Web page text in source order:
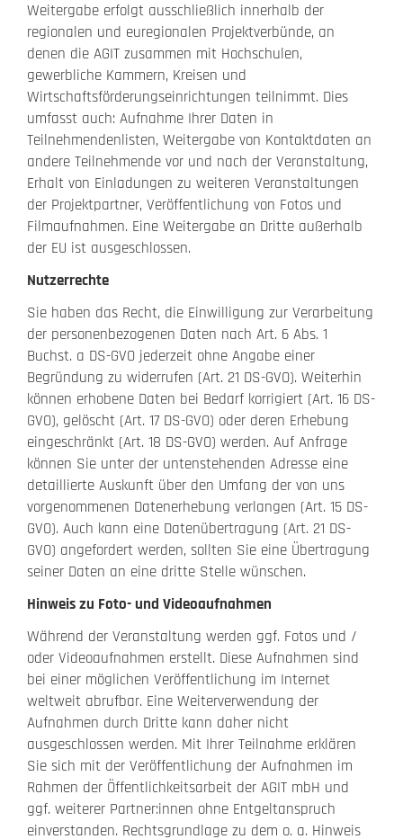
Weitergabe erfolgt ausschließlich innerhalb der
regionalen und euregionalen Projektverbünde, an
denen die AGIT zusammen mit Hochschulen,
gewerbliche Kammern, Kreisen und
Wirtschaftsförderungseinrichtungen teilnimmt. Dies
umfasst auch: Aufnahme Ihrer Daten in
Teilnehmendenlisten, Weitergabe von Kontaktdaten an
andere Teilnehmende vor und nach der Veranstaltung,
Erhalt von Einladungen zu weiteren Veranstaltungen
der Projektpartner, Veröffentlichung von Fotos und
Filmaufnahmen. Eine Weitergabe an Dritte außerhalb
der EU ist ausgeschlossen.
Nutzerrechte
Sie haben das Recht, die Einwilligung zur Verarbeitung
der personenbezogenen Daten nach Art. 6 Abs. 1
Buchst. a DS-GVO jederzeit ohne Angabe einer
Begründung zu widerrufen (Art. 21 DS-GVO). Weiterhin
können erhobene Daten bei Bedarf korrigiert (Art. 16 DS-
GVO), gelöscht (Art. 17 DS-GVO) oder deren Erhebung
eingeschränkt (Art. 18 DS-GVO) werden. Auf Anfrage
können Sie unter der untenstehenden Adresse eine
detaillierte Auskunft über den Umfang der von uns
vorgenommenen Datenerhebung verlangen (Art. 15 DS-
GVO). Auch kann eine Datenübertragung (Art. 21 DS-
GVO) angefordert werden, sollten Sie eine Übertragung
seiner Daten an eine dritte Stelle wünschen.
Hinweis zu Foto- und Videoaufnahmen
Während der Veranstaltung werden ggf. Fotos und /
oder Videoaufnahmen erstellt. Diese Aufnahmen sind
bei einer möglichen Veröffentlichung im Internet
weltweit abrufbar. Eine Weiterverwendung der
Aufnahmen durch Dritte kann daher nicht
ausgeschlossen werden. Mit Ihrer Teilnahme erklären
Sie sich mit der Veröffentlichung der Aufnahmen im
Rahmen der Öffentlichkeitsarbeit der AGIT mbH und
ggf. weiterer Partner:innen ohne Entgeltanspruch
einverstanden. Rechtsgrundlage zu dem o. a. Hinweis